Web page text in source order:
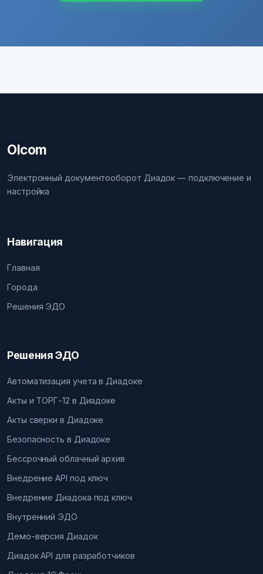
Olcom
Электронный документооборот Диадок — подключение и
настройка
Навигация
Главная
Города
Решения ЭДО
Решения ЭДО
Автоматизация учета в Диадоке
Акты и ТОРГ-12 в Диадоке
Акты сверки в Диадоке
Безопасность в Диадоке
Бессрочный облачный архив
Внедрение API под ключ
Внедрение Диадока под ключ
Внутренний ЭДО
Демо-версия Диадок
Диадок API для разработчиков